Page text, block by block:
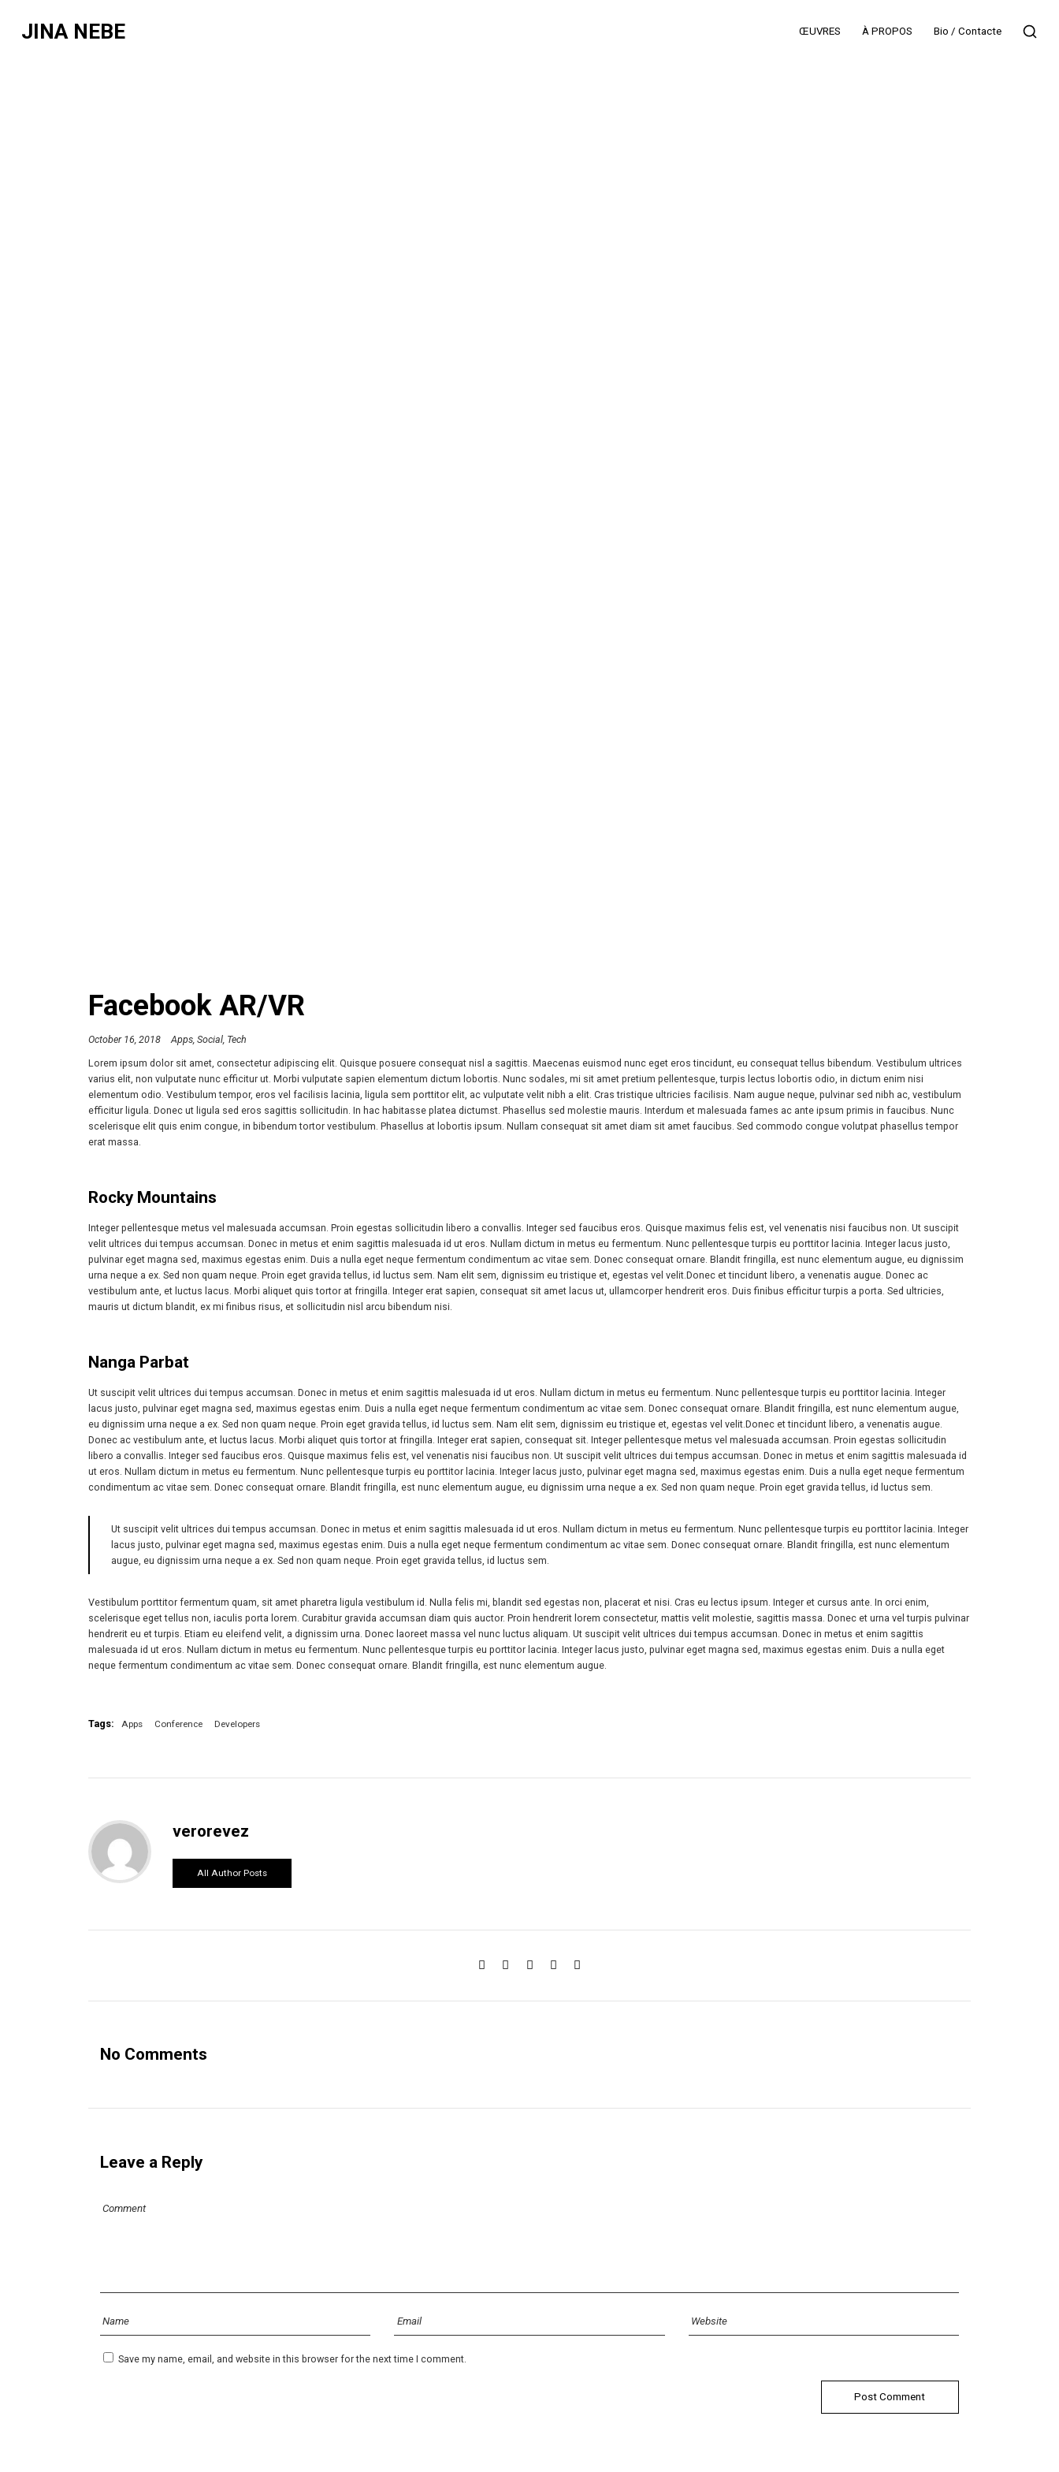
JINA NEBE ŒUVRES À PROPOS Bio / Contacte
Facebook AR/VR
October 16, 2018 Apps Social Tech
Lorem ipsum dolor sit amet, consectetur adipiscing elit. Quisque posuere consequat nisl a sagittis. Maecenas euismod nunc eget eros tincidunt, eu consequat tellus bibendum. Vestibulum ultrices
varius elit, non vulputate nunc efficitur ut. Morbi vulputate sapien elementum dictum lobortis. Nunc sodales, mi sit amet pretium pellentesque, turpis lectus lobortis odio, in dictum enim nisi
elementum odio. Vestibulum tempor, eros vel facilisis lacinia, ligula sem porttitor elit, ac vulputate velit nibh a elit. Cras tristique ultricies facilisis. Nam augue neque, pulvinar sed nibh ac, vestibulum
efficitur ligula. Donec ut ligula sed eros sagittis sollicitudin. In hac habitasse platea dictumst. Phasellus sed molestie mauris. Interdum et malesuada fames ac ante ipsum primis in faucibus. Nunc
scelerisque elit quis enim congue, in bibendum tortor vestibulum. Phasellus at lobortis ipsum. Nullam consequat sit amet diam sit amet faucibus. Sed commodo congue volutpat phasellus tempor
erat massa.
Rocky Mountains
Integer pellentesque metus vel malesuada accumsan. Proin egestas sollicitudin libero a convallis. Integer sed faucibus eros. Quisque maximus felis est, vel venenatis nisi faucibus non. Ut suscipit
velit ultrices dui tempus accumsan. Donec in metus et enim sagittis malesuada id ut eros. Nullam dictum in metus eu fermentum. Nunc pellentesque turpis eu porttitor lacinia. Integer lacus justo,
pulvinar eget magna sed, maximus egestas enim. Duis a nulla eget neque fermentum condimentum ac vitae sem. Donec consequat ornare. Blandit fringilla, est nunc elementum augue, eu dignissim
urna neque a ex. Sed non quam neque. Proin eget gravida tellus, id luctus sem. Nam elit sem, dignissim eu tristique et, egestas vel velit.Donec et tincidunt libero, a venenatis augue. Donec ac
vestibulum ante, et luctus lacus. Morbi aliquet quis tortor at fringilla. Integer erat sapien, consequat sit amet lacus ut, ullamcorper hendrerit eros. Duis finibus efficitur turpis a porta. Sed ultricies,
mauris ut dictum blandit, ex mi finibus risus, et sollicitudin nisl arcu bibendum nisi.
Nanga Parbat
Ut suscipit velit ultrices dui tempus accumsan. Donec in metus et enim sagittis malesuada id ut eros. Nullam dictum in metus eu fermentum. Nunc pellentesque turpis eu porttitor lacinia. Integer
lacus justo, pulvinar eget magna sed, maximus egestas enim. Duis a nulla eget neque fermentum condimentum ac vitae sem. Donec consequat ornare. Blandit fringilla, est nunc elementum augue,
eu dignissim urna neque a ex. Sed non quam neque. Proin eget gravida tellus, id luctus sem. Nam elit sem, dignissim eu tristique et, egestas vel velit.Donec et tincidunt libero, a venenatis augue.
Donec ac vestibulum ante, et luctus lacus. Morbi aliquet quis tortor at fringilla. Integer erat sapien, consequat sit. Integer pellentesque metus vel malesuada accumsan. Proin egestas sollicitudin
libero a convallis. Integer sed faucibus eros. Quisque maximus felis est, vel venenatis nisi faucibus non. Ut suscipit velit ultrices dui tempus accumsan. Donec in metus et enim sagittis malesuada id
ut eros. Nullam dictum in metus eu fermentum. Nunc pellentesque turpis eu porttitor lacinia. Integer lacus justo, pulvinar eget magna sed, maximus egestas enim. Duis a nulla eget neque fermentum
condimentum ac vitae sem. Donec consequat ornare. Blandit fringilla, est nunc elementum augue, eu dignissim urna neque a ex. Sed non quam neque. Proin eget gravida tellus, id luctus sem.
Ut suscipit velit ultrices dui tempus accumsan. Donec in metus et enim sagittis malesuada id ut eros. Nullam dictum in metus eu fermentum. Nunc pellentesque turpis eu porttitor lacinia. Integer
lacus justo, pulvinar eget magna sed, maximus egestas enim. Duis a nulla eget neque fermentum condimentum ac vitae sem. Donec consequat ornare. Blandit fringilla, est nunc elementum
augue, eu dignissim urna neque a ex. Sed non quam neque. Proin eget gravida tellus, id luctus sem.
Vestibulum porttitor fermentum quam, sit amet pharetra ligula vestibulum id. Nulla felis mi, blandit sed egestas non, placerat et nisi. Cras eu lectus ipsum. Integer et cursus ante. In orci enim,
scelerisque eget tellus non, iaculis porta lorem. Curabitur gravida accumsan diam quis auctor. Proin hendrerit lorem consectetur, mattis velit molestie, sagittis massa. Donec et urna vel turpis pulvinar
hendrerit eu et turpis. Etiam eu eleifend velit, a dignissim urna. Donec laoreet massa vel nunc luctus aliquam. Ut suscipit velit ultrices dui tempus accumsan. Donec in metus et enim sagittis
malesuada id ut eros. Nullam dictum in metus eu fermentum. Nunc pellentesque turpis eu porttitor lacinia. Integer lacus justo, pulvinar eget magna sed, maximus egestas enim. Duis a nulla eget
neque fermentum condimentum ac vitae sem. Donec consequat ornare. Blandit fringilla, est nunc elementum augue.
Tags: Apps Conference Developers
verorevez
All Author Posts
No Comments
Leave a Reply
Save my name, email, and website in this browser for the next time I comment.